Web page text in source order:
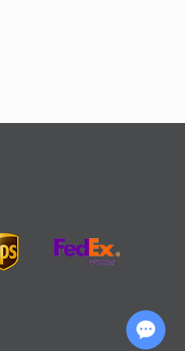
sin tarifas
Chat with Us